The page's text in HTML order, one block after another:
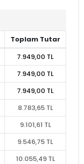
Toplam Tutar
7.949,00 TL
7.949,00 TL
7.949,00 TL
8.783,65 TL
9.101,61 TL
9.546,75 TL
10.055,49 TL